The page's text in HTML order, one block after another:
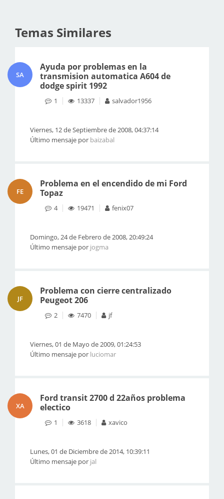
Temas Similares
SA
Ayuda por problemas en la
transmision automatica A604 de
dodge spirit 1992
1 13337 salvador1956
Viernes, 12 de Septiembre de 2008, 04:37:14
Último mensaje por baizabal
FE
Problema en el encendido de mi Ford
Topaz
4 19471 fenix07
Domingo, 24 de Febrero de 2008, 20:49:24
Último mensaje por jogma
JF
Problema con cierre centralizado
Peugeot 206
2 7470 jf
Viernes, 01 de Mayo de 2009, 01:24:53
Último mensaje por luciomar
XA
Ford transit 2700 d 22años problema
electico
1 3618 xavico
Lunes, 01 de Diciembre de 2014, 10:39:11
Último mensaje por jal